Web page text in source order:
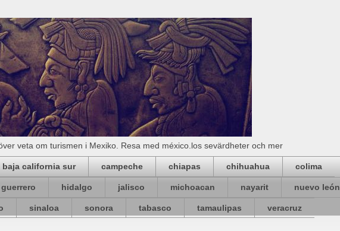
veta om turismen i Mexiko. Resa med méxico.los sevärdheter och mer
baja california sur campeche chiapas chihuahua colima
guerrero hidalgo jalisco michoacan nayarit nuevo león
sinaloa sonora tabasco tamaulipas veracruz